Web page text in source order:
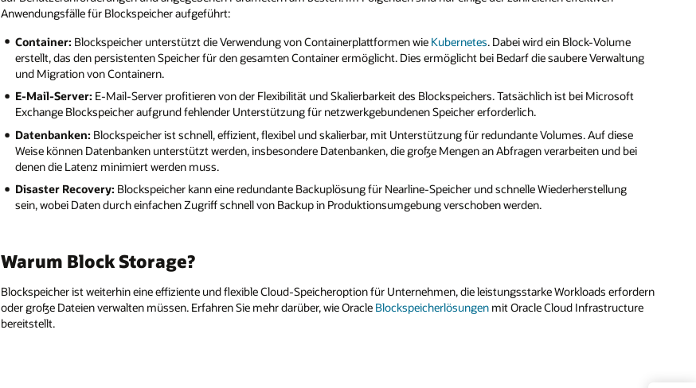
Anwendungsfälle für Blockspeicher aufgeführt:
Container: Blockspeicher unterstützt die Verwendung von Containerplattformen wie Kubernetes. Dabei wird ein Block-Volume
erstellt, das den persistenten Speicher für den gesamten Container ermöglicht. Dies ermöglicht bei Bedarf die saubere Verwaltung
und Migration von Containern.
E-Mail-Server: E-Mail-Server profitieren von der Flexibilität und Skalierbarkeit des Blockspeichers. Tatsächlich ist bei Microsoft
Exchange Blockspeicher aufgrund fehlender Unterstützung für netzwerkgebundenen Speicher erforderlich.
Datenbanken: Blockspeicher ist schnell, effizient, flexibel und skalierbar, mit Unterstützung für redundante Volumes. Auf diese
Weise können Datenbanken unterstützt werden, insbesondere Datenbanken, die große Mengen an Abfragen verarbeiten und bei
denen die Latenz minimiert werden muss.
Disaster Recovery: Blockspeicher kann eine redundante Backuplösung für Nearline-Speicher und schnelle Wiederherstellung
sein, wobei Daten durch einfachen Zugriff schnell von Backup in Produktionsumgebung verschoben werden.
Warum Block Storage?
Blockspeicher ist weiterhin eine effiziente und flexible Cloud-Speicheroption für Unternehmen, die leistungsstarke Workloads erfordern
oder große Dateien verwalten müssen. Erfahren Sie mehr darüber, wie Oracle Blockspeicherlösungen mit Oracle Cloud Infrastructure
bereitstellt.